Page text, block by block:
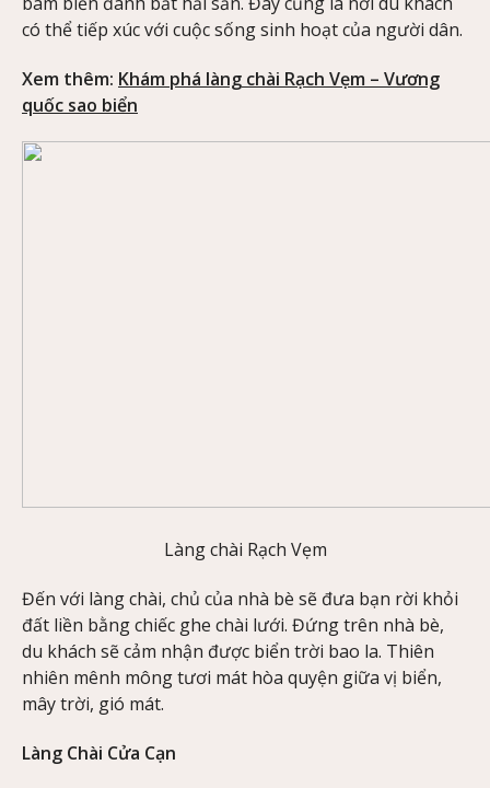
có thể tiếp xúc với cuộc sống sinh hoạt của người dân.
Xem thêm: Khám phá làng chài Rạch Vẹm – Vương
quốc sao biển
Làng chài Rạch Vẹm
Đến với làng chài, chủ của nhà bè sẽ đưa bạn rời khỏi
đất liền bằng chiếc ghe chài lưới. Đứng trên nhà bè,
du khách sẽ cảm nhận được biển trời bao la. Thiên
nhiên mênh mông tươi mát hòa quyện giữa vị biển,
mây trời, gió mát.
Làng Chài Cửa Cạn